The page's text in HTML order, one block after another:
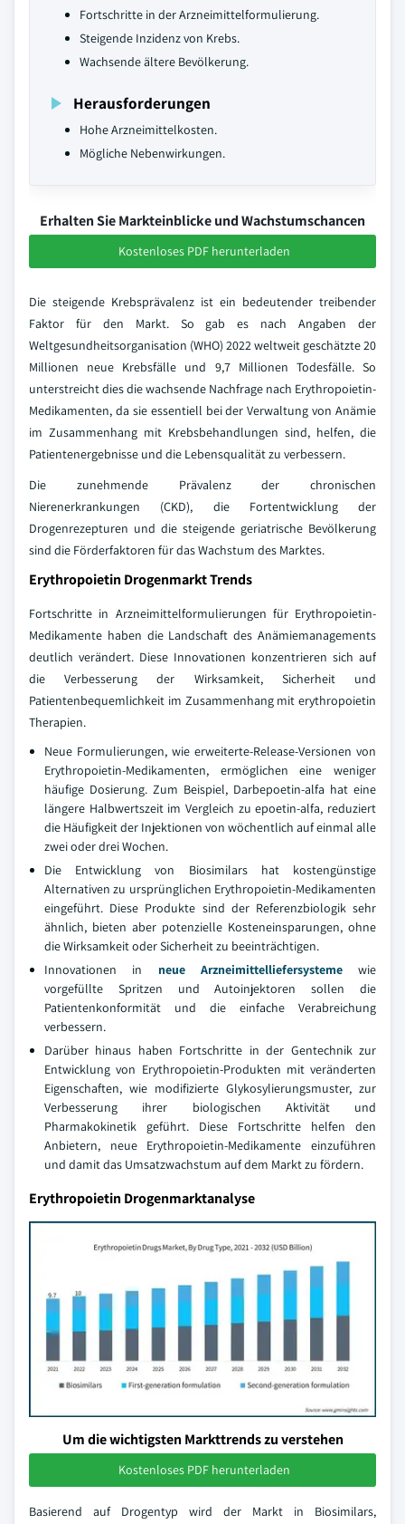
Fortschritte in der Arzneimittelformulierung.
Steigende Inzidenz von Krebs.
Wachsende ältere Bevölkerung.
Herausforderungen
Hohe Arzneimittelkosten.
Mögliche Nebenwirkungen.
Erhalten Sie Markteinblicke und Wachstumschancen
Kostenloses PDF herunterladen
Die steigende Krebsprävalenz ist ein bedeutender treibender
Faktor für den Markt. So gab es nach Angaben der
Weltgesundheitsorganisation (WHO) 2022 weltweit geschätzte 20
Millionen neue Krebsfälle und 9,7 Millionen Todesfälle. So
unterstreicht dies die wachsende Nachfrage nach Erythropoietin-
Medikamenten, da sie essentiell bei der Verwaltung von Anämie
im Zusammenhang mit Krebsbehandlungen sind, helfen, die
Patientenergebnisse und die Lebensqualität zu verbessern.
Die zunehmende Prävalenz der chronischen
Nierenerkrankungen (CKD), die Fortentwicklung der
Drogenrezepturen und die steigende geriatrische Bevölkerung
sind die Förderfaktoren für das Wachstum des Marktes.
Erythropoietin Drogenmarkt Trends
Fortschritte in Arzneimittelformulierungen für Erythropoietin-
Medikamente haben die Landschaft des Anämiemanagements
deutlich verändert. Diese Innovationen konzentrieren sich auf
die Verbesserung der Wirksamkeit, Sicherheit und
Patientenbequemlichkeit im Zusammenhang mit erythropoietin
Therapien.
Neue Formulierungen, wie erweiterte-Release-Versionen von
Erythropoietin-Medikamenten, ermöglichen eine weniger
häufige Dosierung. Zum Beispiel, Darbepoetin-alfa hat eine
längere Halbwertszeit im Vergleich zu epoetin-alfa, reduziert
die Häufigkeit der Injektionen von wöchentlich auf einmal alle
zwei oder drei Wochen.
Die Entwicklung von Biosimilars hat kostengünstige
Alternativen zu ursprünglichen Erythropoietin-Medikamenten
eingeführt. Diese Produkte sind der Referenzbiologik sehr
ähnlich, bieten aber potenzielle Kosteneinsparungen, ohne
die Wirksamkeit oder Sicherheit zu beeinträchtigen.
Innovationen in neue Arzneimittelliefersystemewie
vorgefüllte Spritzen und Autoinjektoren sollen die
Patientenkonformität und die einfache Verabreichung
verbessern.
Darüber hinaus haben Fortschritte in der Gentechnik zur
Entwicklung von Erythropoietin-Produkten mit veränderten
Eigenschaften, wie modifizierte Glykosylierungsmuster, zur
Verbesserung ihrer biologischen Aktivität und
Pharmakokinetik geführt. Diese Fortschritte helfen den
Anbietern, neue Erythropoietin-Medikamente einzuführen
und damit das Umsatzwachstum auf dem Markt zu fördern.
Erythropoietin Drogenmarktanalyse
Um die wichtigsten Markttrends zu verstehen
Kostenloses PDF herunterladen
Basierend auf Drogentyp wird der Markt in Biosimilars,